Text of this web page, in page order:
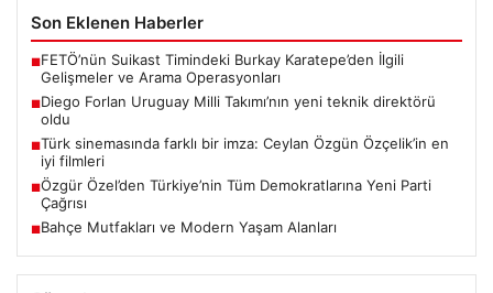
Son Eklenen Haberler
■FETÖ’nün Suikast Timindeki Burkay Karatepe’den İlgili
Gelişmeler ve Arama Operasyonları
■Diego Forlan Uruguay Milli Takımı’nın yeni teknik direktörü
oldu
■Türk sinemasında farklı bir imza: Ceylan Özgün Özçelik’in en
iyi filmleri
■Özgür Özel’den Türkiye’nin Tüm Demokratlarına Yeni Parti
Çağrısı
■Bahçe Mutfakları ve Modern Yaşam Alanları